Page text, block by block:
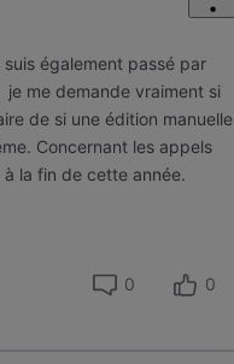
également passé par
je me demande vraiment si
de si une édition manuelle
Concernant les appels
la fin de cette année.
0 0